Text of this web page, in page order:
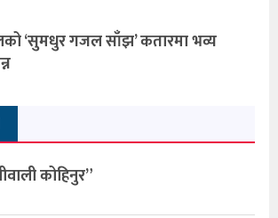
‘सुमधुर गजल साँझ’ कतारमा भव्य
कोहिनुर”